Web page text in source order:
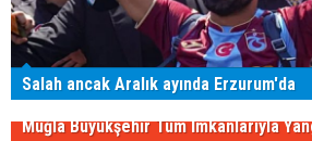
Salah ancak Aralık ayında Erzurum'da
Muğla Büyükşehir Tüm İmkânlarıyla